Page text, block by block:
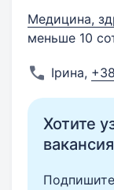
Медицина,
меньше 10
Ірина,
Хотите